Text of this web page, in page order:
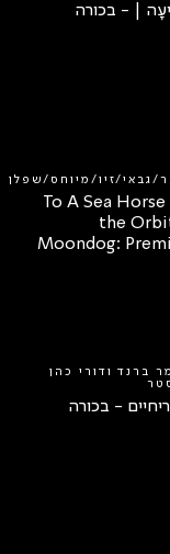
| - בכורה
גבאי/זיו/מיוחס/שפלן
To A Sea
the
Moondog:
ברנד ודורי כהן
- בכורה